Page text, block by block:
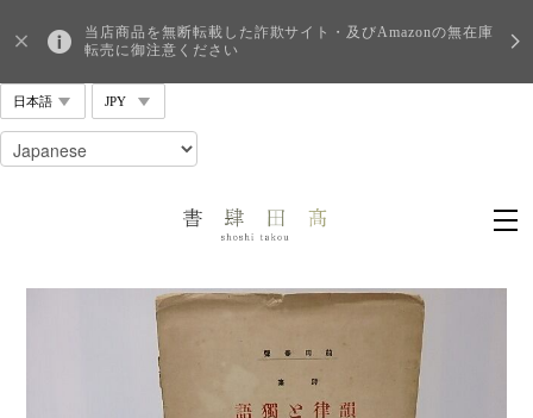
当店商品を無断転載した詐欺サイト・及びAmazonの無在庫
転売に御注意ください